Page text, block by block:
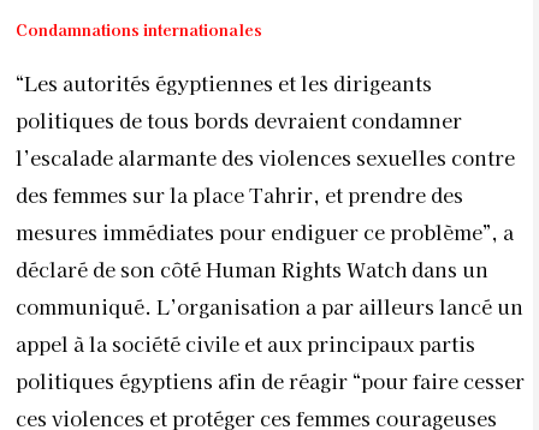
Condamnations internationales
“Les autorités égyptiennes et les dirigeants
politiques de tous bords devraient condamner
l’escalade alarmante des violences sexuelles contre
des femmes sur la place Tahrir, et prendre des
mesures immédiates pour endiguer ce problème”, a
déclaré de son côté Human Rights Watch dans un
communiqué. L’organisation a par ailleurs lancé un
appel à la société civile et aux principaux partis
politiques égyptiens afin de réagir “pour faire cesser
ces violences et protéger ces femmes courageuses